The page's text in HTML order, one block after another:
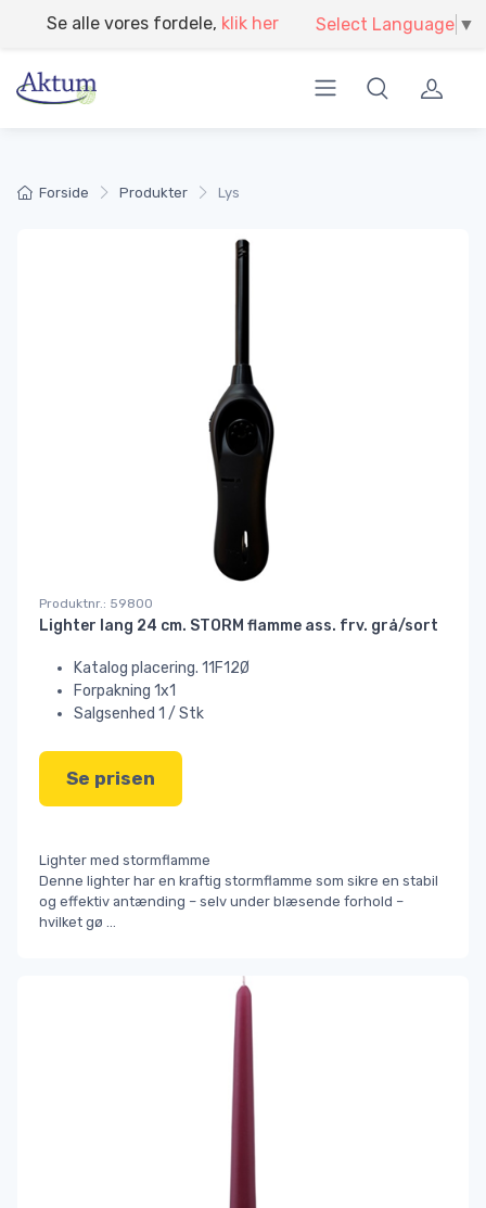
Select Language ▼
Modtag din egen miljørapport
Forside Produkter Lys
Produktnr.: 59800
Lighter lang 24 cm. STORM flamme ass. frv. grå/sort
Katalog placering. 11F12Ø
Forpakning 1x1
Salgsenhed 1 / Stk
Se prisen
Lighter med stormflamme
Denne lighter har en kraftig stormflamme som sikre en stabil
og effektiv antænding – selv under blæsende forhold –
hvilket gø ...